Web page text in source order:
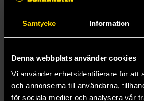
Samtycke Information
Denna webbplats använder cookies
Vi använder enhetsidentifierare för att
och annonserna till användarna,
för sociala medier och analysera vår
Mysteriet med hålet i väggen
219 kr
Läs mer
Jakten
219 kr